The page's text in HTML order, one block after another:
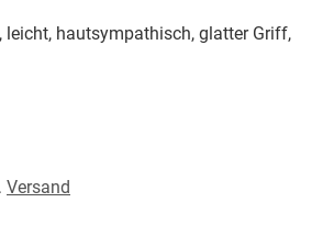
leicht, hautsympathisch, glatter Griff,
Versand